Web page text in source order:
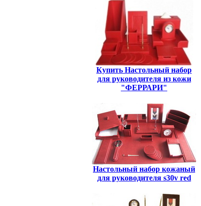
Купить Настольный набор
для руководителя из кожи
"ФЕРРАРИ"
Настольный набор кожаный
для руководителя s30v red